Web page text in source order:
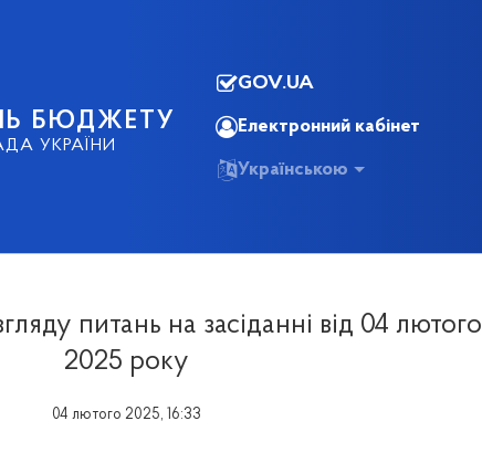
БЮДЖЕТУ
УКРАЇНИ
GOV.UA
Електронний кабінет
Українською
питань на засіданні від 04 лютого
2025 року
04 лютого 2025, 16:33